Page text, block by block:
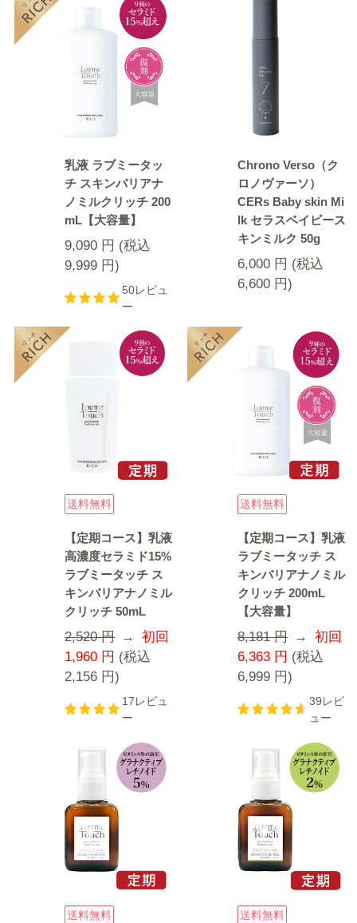
乳液 ラブミータッ
チ スキンバリアナ
ノミルクリッチ 200
mL【大容量】
9,090 円 (税込
9,999 円)
50レビュ
ー
Chrono Verso（ク
ロノヴァーソ）
CERs Baby skin Mi
lk セラスベイビース
キンミルク 50g
6,000 円 (税込
6,600 円)
送料無料
【定期コース】乳液
高濃度セラミド15%
ラブミータッチ ス
キンバリアナノミル
クリッチ 50mL
2,520 円 →
初回
1,960 円 (税込
2,156 円)
17レビュ
ー
送料無料
【定期コース】乳液
ラブミータッチ ス
キンバリアナノミル
クリッチ 200mL
【大容量】
8,181 円 →
初回
6,363 円 (税込
6,999 円)
39レビ
ュー
送料無料 送料無料